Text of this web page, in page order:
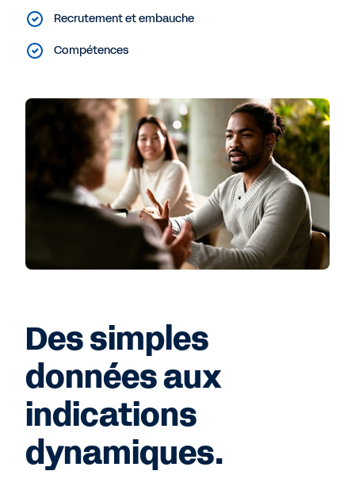
Recrutement et embauche
Compétences
Des simples
données aux
indications
dynamiques.